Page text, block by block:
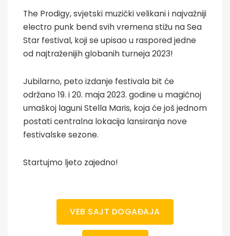
The Prodigy, svjetski muzički velikani i najvažniji
electro punk bend svih vremena stižu na Sea
Star festival, koji se upisao u raspored jedne
od najtraženijih globanih turneja 2023!
Jubilarno, peto izdanje festivala bit će
održano 19. i 20. maja 2023. godine u magičnoj
umaškoj laguni Stella Maris, koja će još jednom
postati centralna lokacija lansiranja nove
festivalske sezone.
Startujmo ljeto zajedno!
VEB SAJT DOGAĐAJA